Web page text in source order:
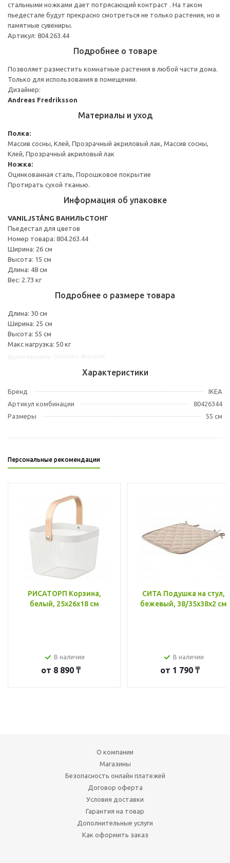
стальными ножками дает потрясающий контраст . На таком
пьедестале будут прекрасно смотреться не только растения, но и
памятные сувениры.
Артикул: 804.263.44
Подробнее о товаре
Позволяет разместить комнатные растения в любой части дома.
Только для использования в помещении.
Дизайнер:
Andreas Fredriksson
Материалы и уход
Полка:
Массив сосны, Клей, Прозрачный акриловый лак, Массив сосны,
Клей, Прозрачный акриловый лак
Ножка:
Оцинкованная сталь, Порошковое покрытие
Протирать сухой тканью.
Информация об упаковке
VANILJSTÅNG ВАНИЛЬСТОНГ
Пьедестал для цветов
Номер товара: 804.263.44
Ширина: 26 см
Высота: 15 см
Длина: 48 см
Вес: 2.73 кг
Подробнее о размере товара
Длина: 30 см
Ширина: 25 см
Высота: 55 см
Макс нагрузка: 50 кг
Характеристики
Бренд
IKEA
Артикул комбинации
80426344
Размеры
55 см
Персональные рекомендации
РИСАТОРП Корзина,
белый, 25x26x18 см
В наличии
от 8 890 ₸
СИТА Подушка на стул,
бежевый, 38/35x38x2 см
В наличии
от 1 790 ₸
О компании
Магазины
Безопасность онлайн платежей
Договор оферта
Условия доставки
Гарантия на товар
Дополнительные услуги
Как оформить заказ